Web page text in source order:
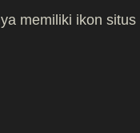
memiliki ikon situs